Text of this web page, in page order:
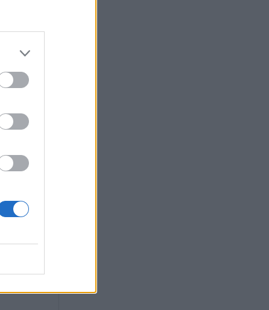
ο ιδιοκτήτης